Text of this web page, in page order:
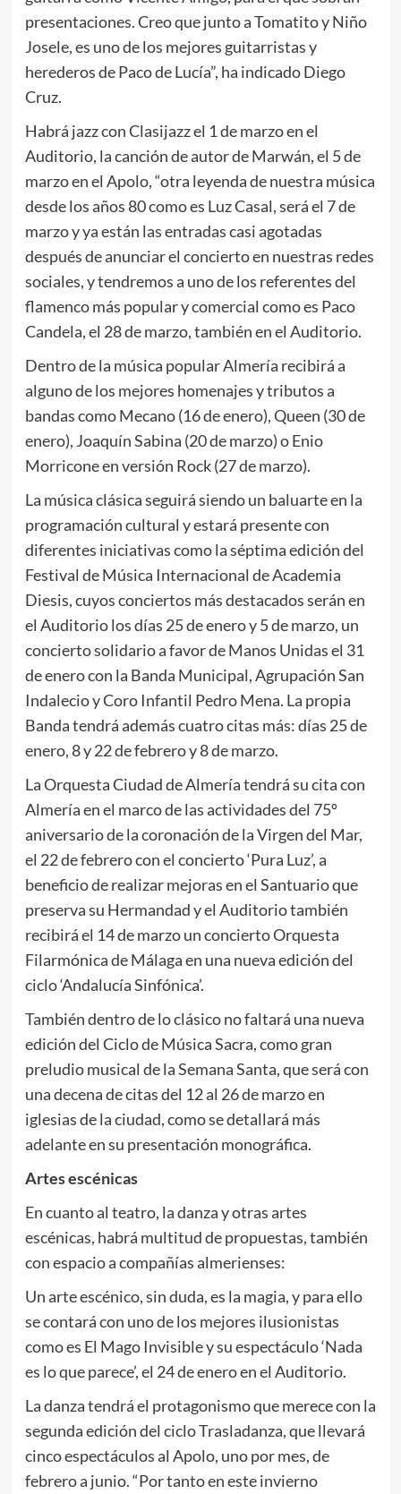
presentaciones. Creo que junto a Tomatito y Niño
Josele, es uno de los mejores guitarristas y
herederos de Paco de Lucía”, ha indicado Diego
Cruz.
Habrá jazz con Clasijazz el 1 de marzo en el
Auditorio, la canción de autor de Marwán, el 5 de
marzo en el Apolo, “otra leyenda de nuestra música
desde los años 80 como es Luz Casal, será el 7 de
marzo y ya están las entradas casi agotadas
después de anunciar el concierto en nuestras redes
sociales, y tendremos a uno de los referentes del
flamenco más popular y comercial como es Paco
Candela, el 28 de marzo, también en el Auditorio.
Dentro de la música popular Almería recibirá a
alguno de los mejores homenajes y tributos a
bandas como Mecano (16 de enero), Queen (30 de
enero), Joaquín Sabina (20 de marzo) o Enio
Morricone en versión Rock (27 de marzo).
La música clásica seguirá siendo un baluarte en la
programación cultural y estará presente con
diferentes iniciativas como la séptima edición del
Festival de Música Internacional de Academia
Diesis, cuyos conciertos más destacados serán en
el Auditorio los días 25 de enero y 5 de marzo, un
concierto solidario a favor de Manos Unidas el 31
de enero con la Banda Municipal, Agrupación San
Indalecio y Coro Infantil Pedro Mena. La propia
Banda tendrá además cuatro citas más: días 25 de
enero, 8 y 22 de febrero y 8 de marzo.
La Orquesta Ciudad de Almería tendrá su cita con
Almería en el marco de las actividades del 75º
aniversario de la coronación de la Virgen del Mar,
el 22 de febrero con el concierto ‘Pura Luz’, a
beneficio de realizar mejoras en el Santuario que
preserva su Hermandad y el Auditorio también
recibirá el 14 de marzo un concierto Orquesta
Filarmónica de Málaga en una nueva edición del
ciclo ‘Andalucía Sinfónica’.
También dentro de lo clásico no faltará una nueva
edición del Ciclo de Música Sacra, como gran
preludio musical de la Semana Santa, que será con
una decena de citas del 12 al 26 de marzo en
iglesias de la ciudad, como se detallará más
adelante en su presentación monográfica.
Artes escénicas
En cuanto al teatro, la danza y otras artes
escénicas, habrá multitud de propuestas, también
con espacio a compañías almerienses:
Un arte escénico, sin duda, es la magia, y para ello
se contará con uno de los mejores ilusionistas
como es El Mago Invisible y su espectáculo ‘Nada
es lo que parece’, el 24 de enero en el Auditorio.
La danza tendrá el protagonismo que merece con la
segunda edición del ciclo Trasladanza, que llevará
cinco espectáculos al Apolo, uno por mes, de
febrero a junio. “Por tanto en este invierno